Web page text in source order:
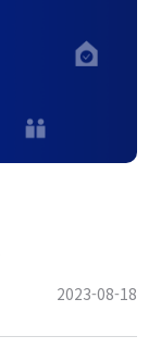
2023-08-18